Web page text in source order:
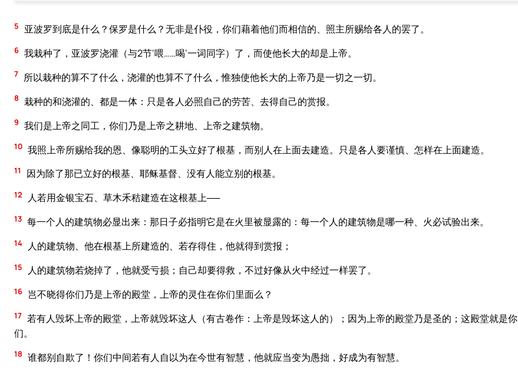
5 亚波罗到底是什么？保罗是什么？无非是仆役，你们藉着他们而相信的、照主所赐给各人的罢了。
6 我栽种了，亚波罗浇灌（与2节‘喂……喝’一词同字）了，而使他长大的却是上帝。
7 所以栽种的算不了什么，浇灌的也算不了什么，惟独使他长大的上帝乃是一切之一切。
8 栽种的和浇灌的、都是一体：只是各人必照自己的劳苦、去得自己的赏报。
9 我们是上帝之同工，你们乃是上帝之耕地、上帝之建筑物。
10 我照上帝所赐给我的恩、像聪明的工头立好了根基，而别人在上面去建造。只是各人要谨慎、怎样在上面建造。
11 因为除了那已立好的根基、耶稣基督、没有人能立别的根基。
12 人若用金银宝石、草木禾秸建造在这根基上──
13 每一个人的建筑物必显出来：那日子必指明它是在火里被显露的：每一个人的建筑物是哪一种、火必试验出来。
14 人的建筑物、他在根基上所建造的、若存得住，他就得到赏报；
15 人的建筑物若烧掉了，他就受亏损；自己却要得救，不过好像从火中经过一样罢了。
16 岂不晓得你们乃是上帝的殿堂，上帝的灵住在你们里面么？
17 若有人毁坏上帝的殿堂，上帝就毁坏这人（有古卷作：上帝是毁坏这人的）；因为上帝的殿堂乃是圣的；这殿堂就是你
们。
18 谁都别自欺了！你们中间若有人自以为在今世有智慧，他就应当变为愚拙，好成为有智慧。